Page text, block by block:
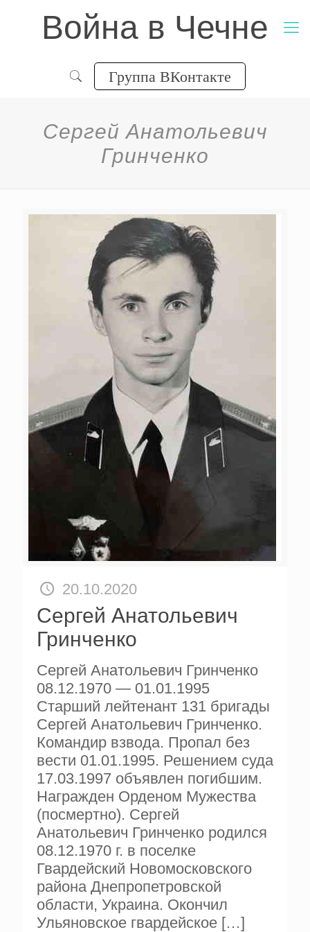
Война в Чечне
Группа ВКонтакте
Сергей Анатольевич
Гринченко
20.10.2020
Сергей Анатольевич
Гринченко
Сергей Анатольевич Гринченко
08.12.1970 — 01.01.1995
Старший лейтенант 131 бригады
Сергей Анатольевич Гринченко.
Командир взвода. Пропал без
вести 01.01.1995. Решением суда
17.03.1997 объявлен погибшим.
Награжден Орденом Мужества
(посмертно). Сергей
Анатольевич Гринченко родился
08.12.1970 г. в поселке
Гвардейский Новомосковского
района Днепропетровской
области, Украина. Окончил
Ульяновское гвардейское […]